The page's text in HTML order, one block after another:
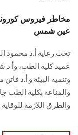
مخاطر فيروس كورونا
عين شمس
تحت رعاية أ.د محمود
عميد كلية الطب، وأ.د
وتنمية البيئة و أ.د
والمناعة بكلية
والطرق اللازمة